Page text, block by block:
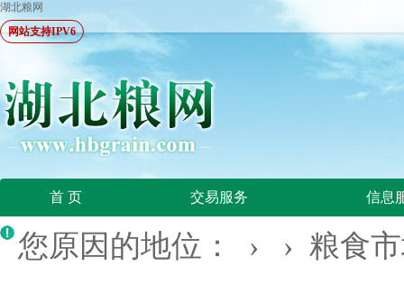
湖北粮网
网站支持IPV6
首 页 交易服务 信息
您原因的地位： › › 粮食